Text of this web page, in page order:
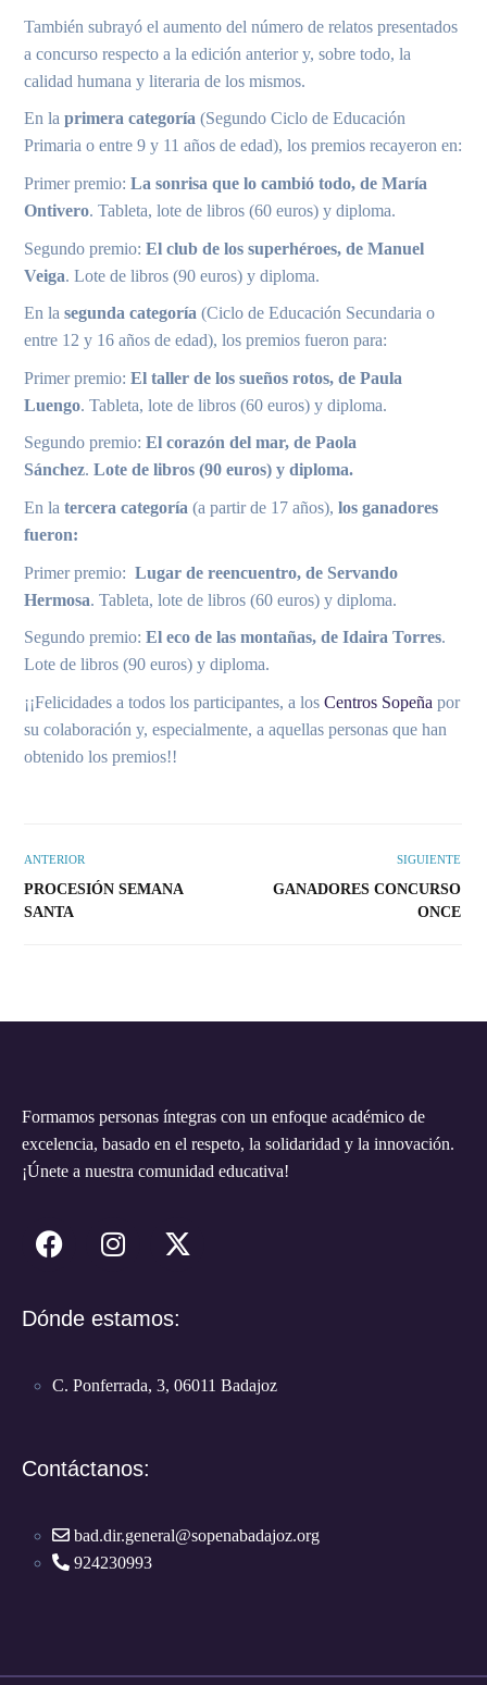
También subrayó el aumento del número de relatos presentados
a concurso respecto a la edición anterior y, sobre todo, la
calidad humana y literaria de los mismos.
En laprimera categoría (Segundo Ciclo de Educación
Primaria o entre 9 y 11 años de edad), los premios recayeron en:
Primer premio:La sonrisa que lo cambió todo, de María
Ontivero. Tableta, lote de libros (60 euros) y diploma.
Segundo premio:El club de los superhéroes, de Manuel
Veiga. Lote de libros (90 euros) y diploma.
En lasegunda categoría (Ciclo de Educación Secundaria o
entre 12 y 16 años de edad), los premios fueron para:
Primer premio:El taller de los sueños rotos, de Paula
Luengo. Tableta, lote de libros (60 euros) y diploma.
Segundo premio:El corazón del mar, de Paola
Sánchez.Lote de libros (90 euros) y diploma.
En latercera categoría(a partir de 17 años), los ganadores
fueron:
Primer premio:Lugar de reencuentro, de Servando
Hermosa. Tableta, lote de libros (60 euros) y diploma.
Segundo premio:El eco de las montañas, de Idaira Torres.
Lote de libros (90 euros) y diploma.
¡¡Felicidades a todos los participantes, a losCentros Sopeña por
su colaboración y, especialmente, a aquellas personas que han
obtenido los premios!!
ANTERIOR
PROCESIÓN SEMANA
SANTA
SIGUIENTE
GANADORES CONCURSO
ONCE
Formamos personas íntegras con un enfoque académico de
excelencia, basado en el respeto, la solidaridad y la innovación.
¡Únete a nuestra comunidad educativa!
Dónde estamos:
C. Ponferrada, 3, 06011 Badajoz
Contáctanos:
bad.dir.general@sopenabadajoz.org
924230993